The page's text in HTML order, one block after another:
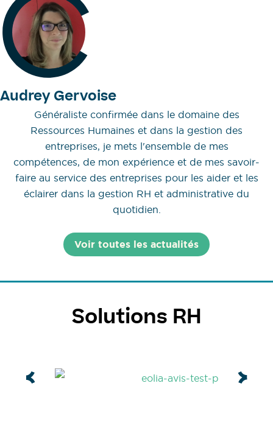
Audrey Gervoise
Généraliste confirmée dans le domaine des
Ressources Humaines et dans la gestion des
entreprises, je mets l'ensemble de mes
compétences, de mon expérience et de mes savoir-
faire au service des entreprises pour les aider et les
éclairer dans la gestion RH et administrative du
quotidien.
Voir toutes les actualités
Solutions RH